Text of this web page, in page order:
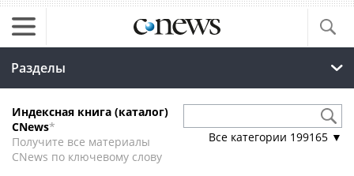
Разделы
Индексная книга (каталог)
CNews*
Получите все материалы
CNews по ключевому слову
Все категории 199165 ▼